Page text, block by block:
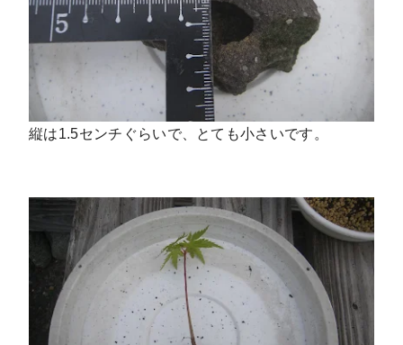
縦は1.5センチぐらいで、とても小さいです。